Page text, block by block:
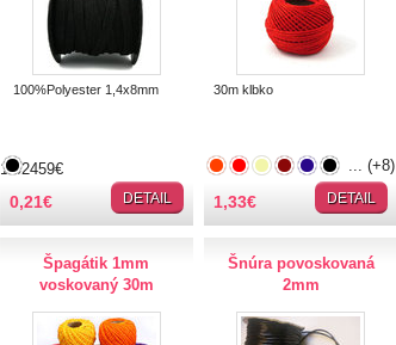
100%Polyester 1,4x8mm
1.02459€
0,21€ DETAIL
30m klbko
1,33€ DETAIL
... (+8)
Špagátik 1mm
voskovaný 30m
Šnúra povoskovaná
2mm